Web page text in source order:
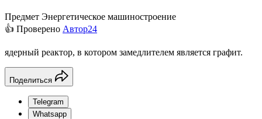
Предмет Энергетическое машиностроение
👍 Проверено Автор24
ядерный реактор, в котором замедлителем является графит.
Поделиться
Telegram
Whatsapp